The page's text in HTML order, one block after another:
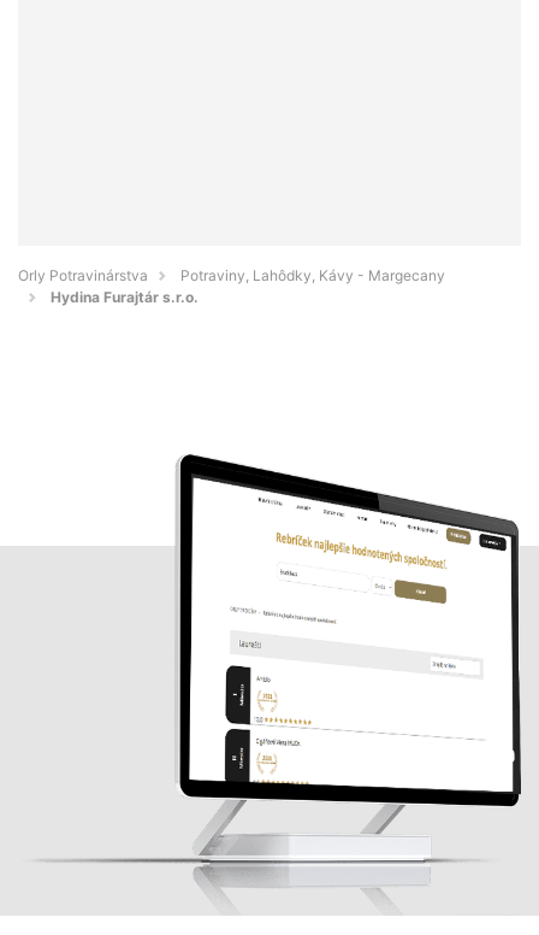
Orly Potravinárstva
Potraviny, Lahôdky, Kávy - Margecany
Hydina Furajtár s.r.o.